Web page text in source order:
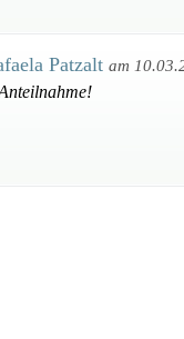
Patzalt am